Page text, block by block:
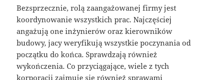
Bezsprzecznie, rolą zaangażowanej firmy jest
koordynowanie wszystkich prac. Najczęściej
angażują one inżynierów oraz kierowników
budowy, jacy weryfikują wszystkie poczynania od
początku do końca. Sprawdzają również
wykończenia. Co przyciągające, wiele z tych
korporacji zajmuje się również sprawami